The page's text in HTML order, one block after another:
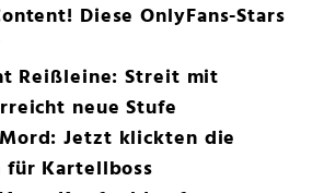
Diese OnlyFans-Stars
Reißleine: Streit mit
neue Stufe
Jetzt klickten die
für Kartellboss